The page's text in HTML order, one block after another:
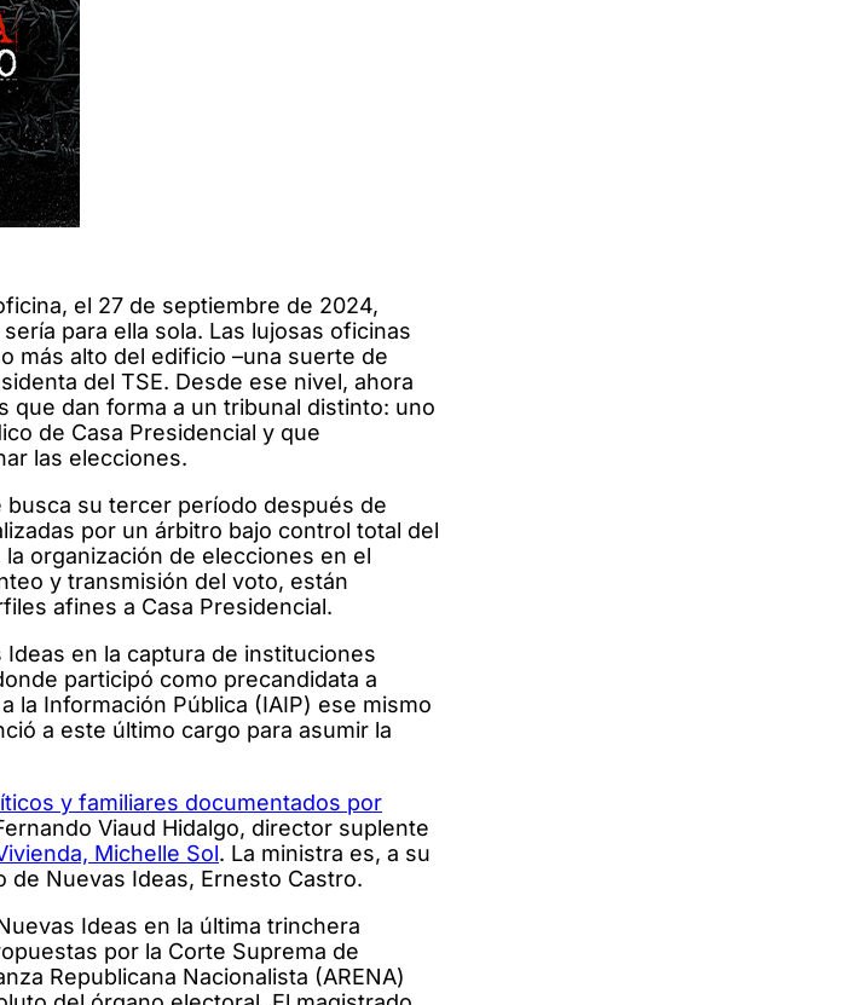
el 27 de septiembre de 2024,
para ella sola. Las lujosas oficinas
más alto del edificio –una suerte de
del TSE. Desde ese nivel, ahora
que dan forma a un tribunal distinto: uno
de Casa Presidencial y que
las elecciones.
busca su tercer período después de
por un árbitro bajo control total del
organización de elecciones en el
y transmisión del voto, están
afines a Casa Presidencial.
en la captura de instituciones
participó como precandidata a
la Información Pública (IAIP) ese mismo
a este último cargo para asumir la
y familiares documentados por
Viaud Hidalgo, director suplente
Michelle Sol. La ministra es, a su
Nuevas Ideas, Ernesto Castro.
Ideas en la última trinchera
por la Corte Suprema de
Republicana Nacionalista (ARENA)